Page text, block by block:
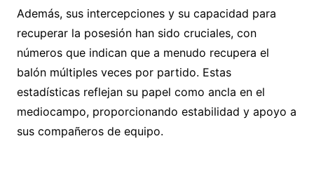
Además, sus intercepciones y su capacidad para
recuperar la posesión han sido cruciales, con
números que indican que a menudo recupera el
balón múltiples veces por partido. Estas
estadísticas reflejan su papel como ancla en el
mediocampo, proporcionando estabilidad y apoyo a
sus compañeros de equipo.